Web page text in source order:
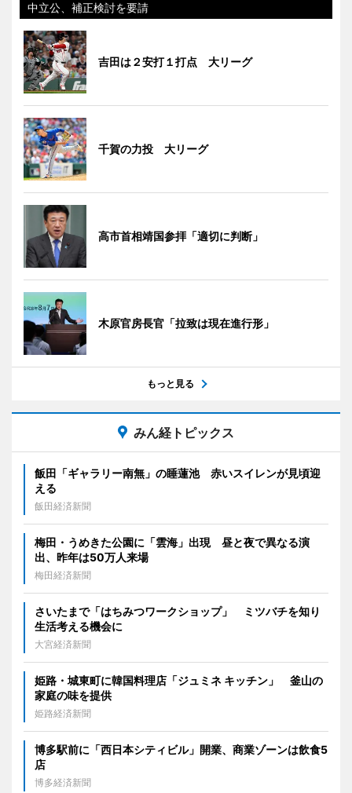
中立公、補正検討を要請
吉田は２安打１打点 大リーグ
千賀の力投 大リーグ
高市首相靖国参拝「適切に判断」
木原官房長官「拉致は現在進行形」
もっと見る
みん経トピックス
飯田「ギャラリー南無」の睡蓮池 赤いスイレンが見頃迎
える
飯田経済新聞
梅田・うめきた公園に「雲海」出現 昼と夜で異なる演
出、昨年は50万人来場
梅田経済新聞
さいたまで「はちみつワークショップ」 ミツバチを知り
生活考える機会に
大宮経済新聞
姫路・城東町に韓国料理店「ジュミネ キッチン」 釜山の
家庭の味を提供
姫路経済新聞
博多駅前に「西日本シティビル」開業、商業ゾーンは飲食5
店
博多経済新聞